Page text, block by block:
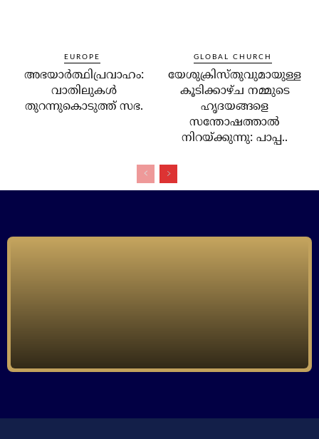
EUROPE
അഭയാര്‍ത്ഥിപ്രവാഹം:
വാതിലുകള്‍
തുറന്നുകൊടുത്ത് സഭ.
GLOBAL CHURCH
യേശുക്രിസ്തുവുമായുള്ള
കൂടിക്കാഴ്ച നമ്മുടെ
ഹൃദയങ്ങളെ
സന്തോഷത്താല്‍
നിറയ്ക്കുന്നു: പാപ്പ..